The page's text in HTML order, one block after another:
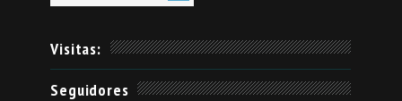
Visitas:
Seguidores